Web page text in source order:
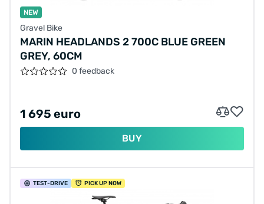
NEW
Gravel Bike
MARIN HEADLANDS 2 700C BLUE GREEN
GREY, 60CM
0 feedback
1 695 euro
BUY
TEST-DRIVE PICK UP NOW